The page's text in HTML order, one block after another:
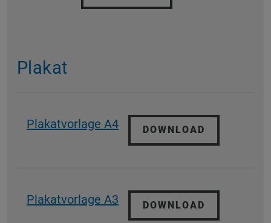
Plakat
Plakatvorlage A4 DOWNLOAD
Plakatvorlage A3 DOWNLOAD